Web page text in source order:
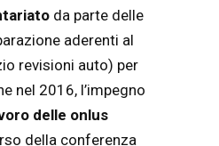
da parte delle
aderenti al
revisioni auto) per
nel 2016, l’impegno
delle onlus
della conferenza